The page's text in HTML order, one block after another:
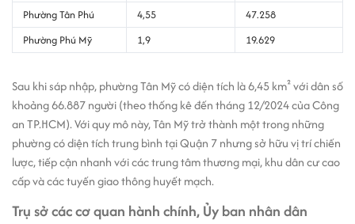
Phường Tân Phú
4,55
47.258
Phường Phú Mỹ
1,9 19.629
Sau khi sáp nhập, phường Tân Mỹ có diện tích là 6,45 km² với dân số
khoảng 66.887 người (theo thống kê đến tháng 12/2024 của Công
an TP.HCM). Với quy mô này, Tân Mỹ trở thành một trong những
phường có diện tích trung bình tại Quận 7 nhưng sở hữu vị trí chiến
lược, tiếp cận nhanh với các trung tâm thương mại, khu dân cư cao
cấp và các tuyến giao thông huyết mạch.
Trụ sở các cơ quan hành chính, Ủy ban nhân dân